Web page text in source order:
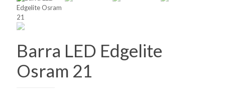
Barra LED Edgelite
Osram 21